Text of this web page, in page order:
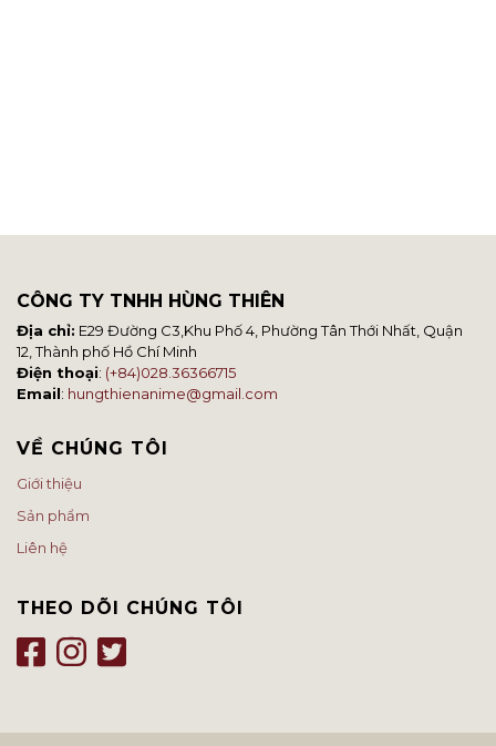
CÔNG TY TNHH HÙNG THIÊN
Địa chỉ: E29 Đường C3,Khu Phố 4, Phường Tân Thới Nhất, Quận
12, Thành phố Hồ Chí Minh
Điện thoại: (+84)028.36366715
Email: hungthienanime@gmail.com
VỀ CHÚNG TÔI
Giới thiệu
Sản phẩm
Liên hệ
THEO DÕI CHÚNG TÔI